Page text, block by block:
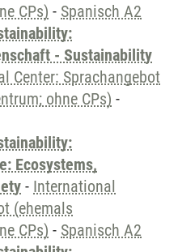
CPs) - Spanisch A2
- Sustainability
Center: Sprachangebot
ohne CPs) -
Ecosystems,
- International
(ehemals
CPs) - Spanisch A2